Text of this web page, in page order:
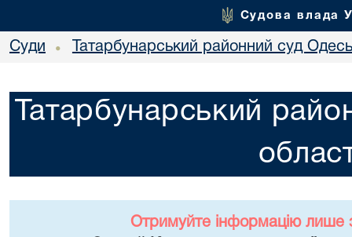
Судова влада
Суди • Татарбунарський районний суд
Татарбунарський
Отримуйте інформацію лише